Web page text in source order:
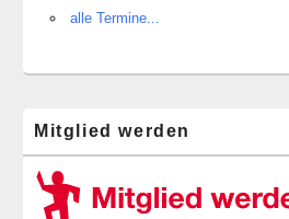
alle Termine...
Mitglied werden